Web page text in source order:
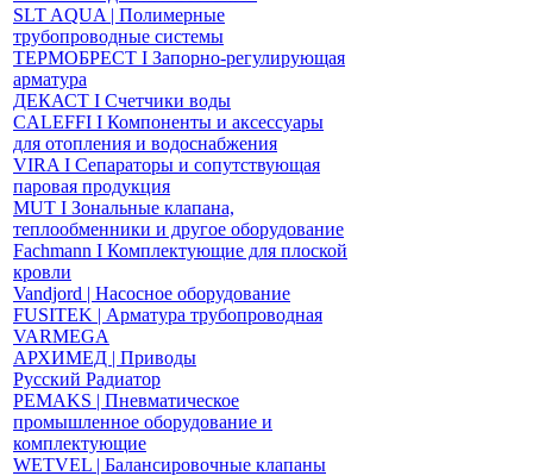
SLT AQUA | Полимерные
трубопроводные системы
ТЕРМОБРЕСТ І Запорно-регулирующая
арматура
ДЕКАСТ І Счетчики воды
CALEFFI І Компоненты и аксессуары
для отопления и водоснабжения
VIRA І Сепараторы и сопутствующая
паровая продукция
MUT І Зональные клапана,
теплообменники и другое оборудование
Fachmann І Комплектующие для плоской
кровли
Vandjord | Насосное оборудование
FUSITEK | Арматура трубопроводная
VARMEGA
АРХИМЕД | Приводы
Русский Радиатор
PEMAKS | Пневматическое
промышленное оборудование и
комплектующие
WETVEL | Балансировочные клапаны